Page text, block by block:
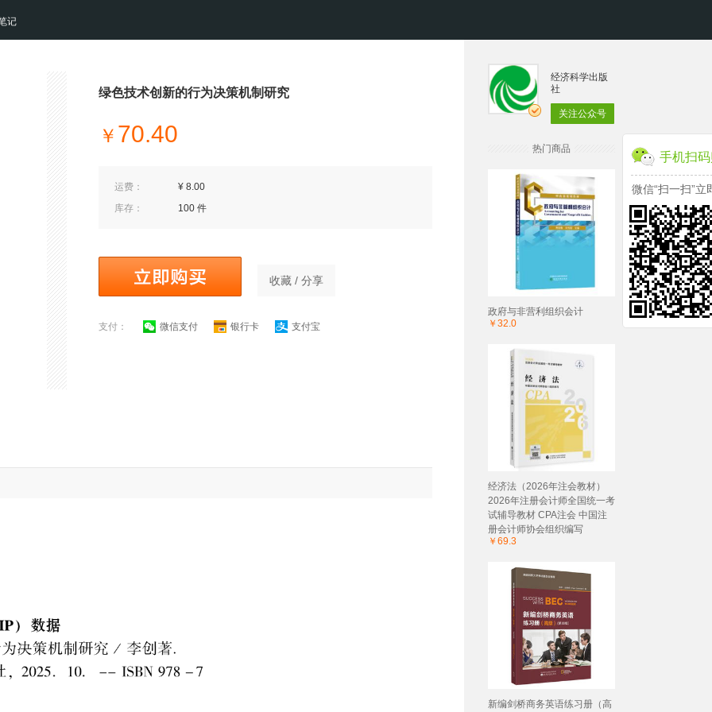
记
绿色技术创新的行为决策机制研究
￥ 70.40
运费：
¥ 8.00
库存：
100 件
收藏 / 分享
支付： 微信支付 银行卡 支付宝
经济科学出版
社
关注公众号
热门商品
政府与非营利组织会计
￥32.0
经济法（2026年注会教材）
2026年注册会计师全国统一考
试辅导教材 CPA注会 中国注
册会计师协会组织编写
￥69.3
新编剑桥商务英语练习册（高
手机扫
微信“扫一扫”立